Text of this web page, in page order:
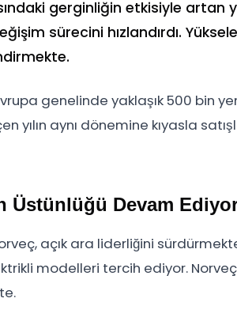
gerginliğin etkisiyle
sürecini hızlandırdı.
genelinde yaklaşık 500 bin
yılın aynı dönemine kıyasla
Üstünlüğü Devam
açık ara liderliğini
modelleri tercih ediyor.